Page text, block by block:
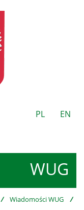
PL EN
WUG
/ Wiadomości WUG /